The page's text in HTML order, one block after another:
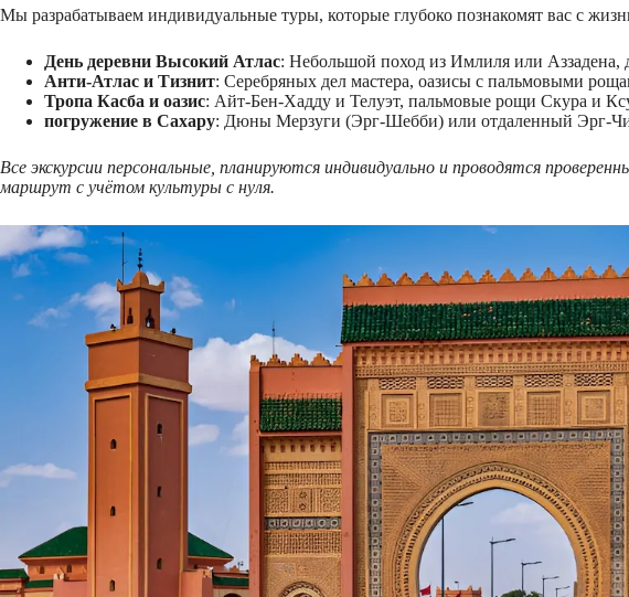
Мы разрабатываем индивидуальные туры, которые глубоко познакомят вас с
День деревни Высокий Атлас: Небольшой поход из Имлиля или Аззадена,
Анти-Атлас и Тизнит: Серебряных дел мастера, оазисы с пальмовыми
Тропа Касба и оазис: Айт-Бен-Хадду и Телуэт, пальмовые рощи Скура и
погружение в Сахару: Дюны Мерзуги (Эрг-Шебби) или отдаленный Эрг-
Все экскурсии персональные, планируются индивидуально и проводятся
маршрут с учётом культуры с нуля.